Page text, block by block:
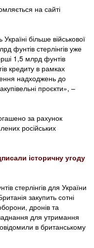
на сайті
більше військової
фунтів стерлінгів уже
1,5 млрд фунтів
кредиту в рамках
надходжень до
проєкти», –
за рахунок
російських
історичну угоду
стерлінгів для України
закупить сотні
дронів та
для утримання
в британському